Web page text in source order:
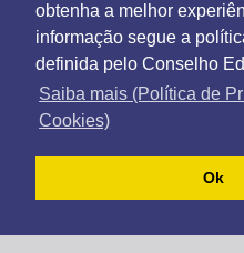
obtenha a melhor
informação segue a
definida pelo Conselho
Saiba mais (Política de
Cookies)
Ok